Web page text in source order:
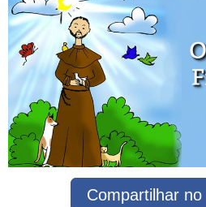
Compartilhar